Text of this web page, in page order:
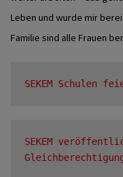
Leben und wurde mir
Familie sind alle Frauen
SEKEM Schulen
SEKEM